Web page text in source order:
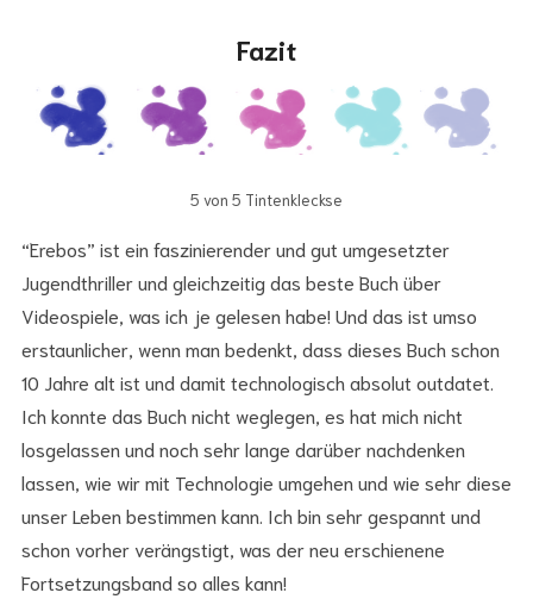
Fazit
5 von 5 Tintenkleckse
“Erebos” ist ein faszinierender und gut umgesetzter
Jugendthriller und gleichzeitig das beste Buch über
Videospiele, was ich je gelesen habe! Und das ist umso
erstaunlicher, wenn man bedenkt, dass dieses Buch schon
10 Jahre alt ist und damit technologisch absolut outdatet.
Ich konnte das Buch nicht weglegen, es hat mich nicht
losgelassen und noch sehr lange darüber nachdenken
lassen, wie wir mit Technologie umgehen und wie sehr diese
unser Leben bestimmen kann. Ich bin sehr gespannt und
schon vorher verängstigt, was der neu erschienene
Fortsetzungsband so alles kann!